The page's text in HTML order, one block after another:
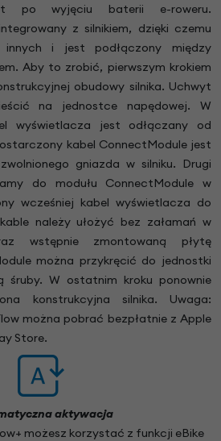
po wyjęciu baterii e-roweru.
z silnikiem, dzięki czemu
i jest podłączony między
Aby to zrobić, pierwszym krokiem
obudowy silnika. Uchwyt
na jednostce napędowej. W
wyświetlacza jest odłączany od
kabel ConnectModule jest
gniazda w silniku. Drugi
do modułu ConnectModule w
wcześniej kabel wyświetlacza do
należy ułożyć bez załamań w
wstępnie zmontowaną płytę
można przykręcić do jednostki
śruby. W ostatnim kroku ponownie
konstrukcyjna silnika. Uwaga:
można pobrać bezpłatnie z Apple
Store.
aktywacja
możesz korzystać z funkcji eBike